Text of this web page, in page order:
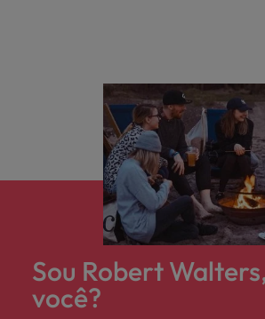
Sou Robert
você?